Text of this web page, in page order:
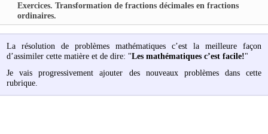
Exercices. Transformation de fractions décimales en fractions
ordinaires.
La résolution de problèmes mathématiques c’est la meilleure façon
d’assimiler cette matière et de dire: "Les mathématiques c’est facile!"
Je vais progressivement ajouter des nouveaux problèmes dans cette
rubrique.